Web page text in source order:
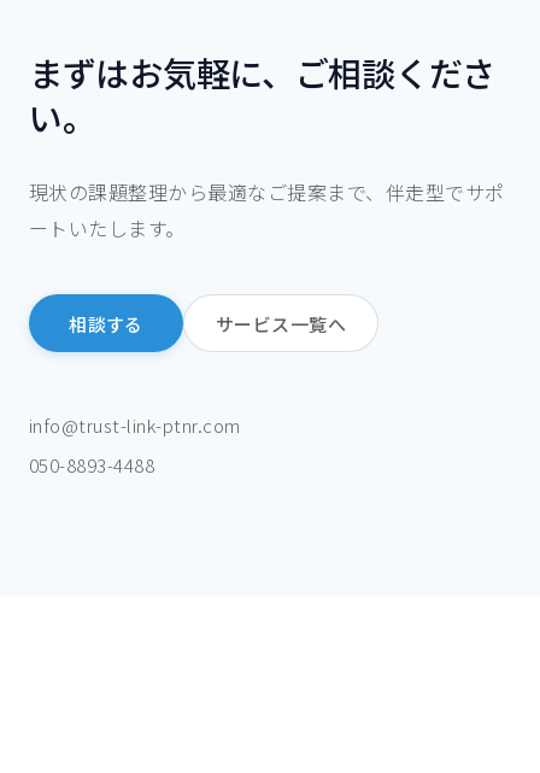
まずはお気軽に、ご相談くださ
い。
現状の課題整理から最適なご提案まで、伴走型でサポ
ートいたします。
相談する サービス一覧へ
info@trust-link-ptnr.com
050-8893-4488